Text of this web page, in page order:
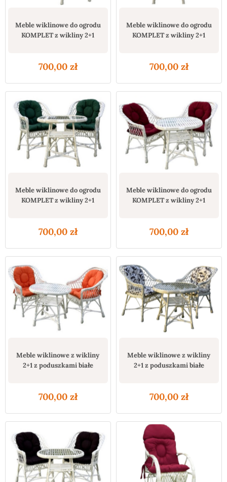
Meble wiklinowe do ogrodu
KOMPLET z wikliny 2+1
700,00 zł
Meble wiklinowe do ogrodu
KOMPLET z wikliny 2+1
700,00 zł
Meble wiklinowe do ogrodu
KOMPLET z wikliny 2+1
700,00 zł
Meble wiklinowe do ogrodu
KOMPLET z wikliny 2+1
700,00 zł
Meble wiklinowe z wikliny
2+1 z poduszkami białe
700,00 zł
Meble wiklinowe z wikliny
2+1 z poduszkami białe
700,00 zł